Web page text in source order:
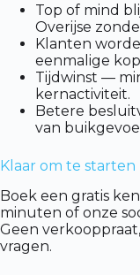
Top of mind
Overijse
Klanten
eenmalige
Tijdwinst —
kernactiviteit.
Betere
van
Klaar om te starten
Boek een gratis
minuten of onze
Geen
vragen.